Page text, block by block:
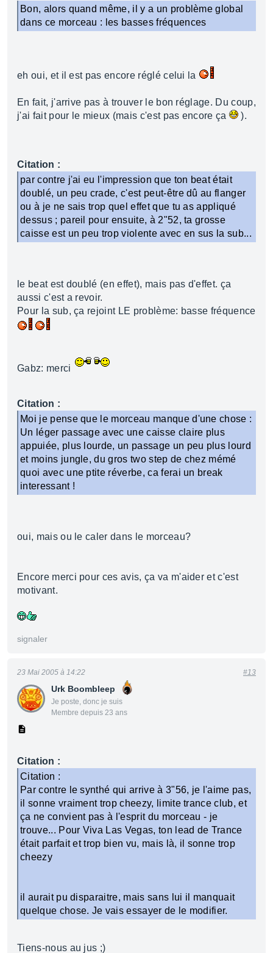
Bon, alors quand même, il y a un problème global
dans ce morceau : les basses fréquences
eh oui, et il est pas encore réglé celui la
En fait, j'arrive pas à trouver le bon réglage. Du coup,
j'ai fait pour le mieux (mais c'est pas encore ça
).
Citation :
par contre j'ai eu l'impression que ton beat était
doublé, un peu crade, c'est peut-être dû au flanger
ou à je ne sais trop quel effet que tu as appliqué
dessus ; pareil pour ensuite, à 2"52, ta grosse
caisse est un peu trop violente avec en sus la sub...
le beat est doublé (en effet), mais pas d'effet. ça
aussi c'est a revoir.
Pour la sub, ça rejoint LE problème: basse fréquence
Gabz: merci
Citation :
Moi je pense que le morceau manque d'une chose :
Un léger passage avec une caisse claire plus
appuiée, plus lourde, un passage un peu plus lourd
et moins jungle, du gros two step de chez mémé
quoi avec une ptite réverbe, ca ferai un break
interessant !
oui, mais ou le caler dans le morceau?
Encore merci pour ces avis, ça va m'aider et c'est
motivant.
signaler
Urk Boombleep
Je poste, donc je suis
Membre depuis 23 ans
23 Mai 2005 à 14:22 #13
Citation :
Citation :
Par contre le synthé qui arrive à 3"56, je l'aime pas,
il sonne vraiment trop cheezy, limite trance club, et
ça ne convient pas à l'esprit du morceau - je
trouve... Pour Viva Las Vegas, ton lead de Trance
était parfait et trop bien vu, mais là, il sonne trop
cheezy
il aurait pu disparaitre, mais sans lui il manquait
quelque chose. Je vais essayer de le modifier.
Tiens-nous au jus ;)